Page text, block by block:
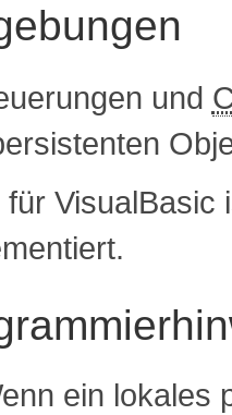
und
für VisualBasic
ein lokales